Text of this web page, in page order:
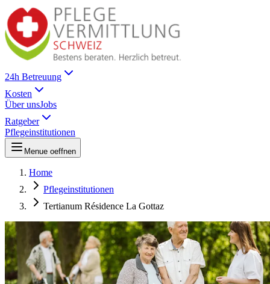
24h Betreuung
Kosten
Über unsJobs
Ratgeber
Pflegeinstitutionen
Menue oeffnen
Home
Pflegeinstitutionen
Tertianum Résidence La Gottaz